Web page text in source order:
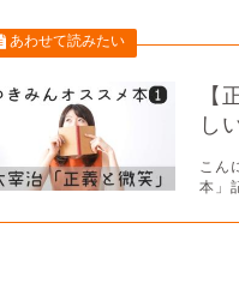
【
し
こん
本」